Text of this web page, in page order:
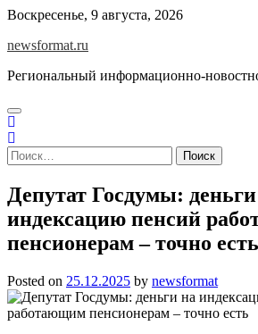
Skip
content
Воскресенье, 9 августа, 2026
newsformat.ru
Региональный информационно-
Найти:
Депутат Госдумы:
индексацию пенсий
пенсионерам – точно есть
Posted on 25.12.2025 by newsformat